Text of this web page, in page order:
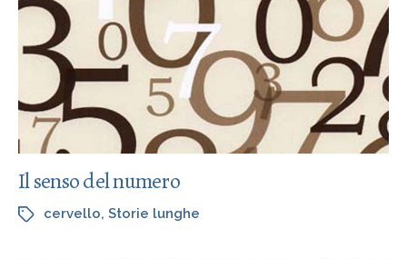
Il senso del numero
cervello, Storie lunghe